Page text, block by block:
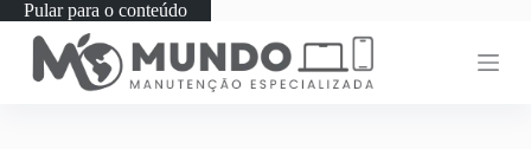
Pular para o conteúdo